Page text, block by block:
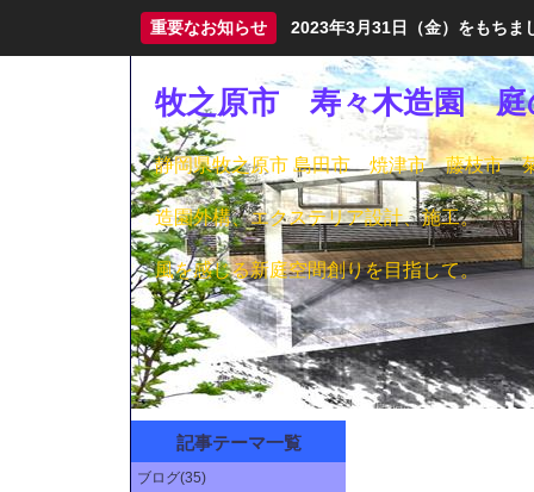
重要なお知らせ 2023年3月31日（金）をもちま
牧之原市 寿々木造園 庭
静岡県牧之原市 島田市 焼津市 藤枝市
造園外構、エクステリア設計、施工。
風を感じる新庭空間創りを目指して。
記事テーマ一覧
ブログ(35)